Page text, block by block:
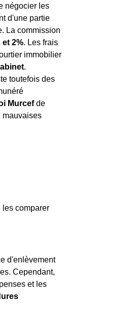
négocier les
d'une partie
La commission
et 2%. Les frais
immobilier
.
toutefois des
Murcefde
mauvaises
les comparer
d'enlèvement
Cependant,
et les